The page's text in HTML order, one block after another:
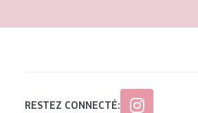
RESTEZ CONNECTÉ: